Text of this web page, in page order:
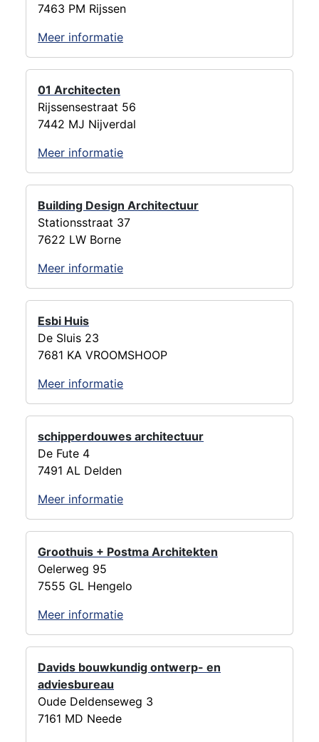
7463 PM Rijssen
Meer informatie
01 Architecten
Rijssensestraat 56
7442 MJ Nijverdal
Meer informatie
Building Design Architectuur
Stationsstraat 37
7622 LW Borne
Meer informatie
Esbi Huis
De Sluis 23
7681 KA VROOMSHOOP
Meer informatie
schipperdouwes architectuur
De Fute 4
7491 AL Delden
Meer informatie
Groothuis + Postma Architekten
Oelerweg 95
7555 GL Hengelo
Meer informatie
Davids bouwkundig ontwerp- en
adviesbureau
Oude Deldenseweg 3
7161 MD Neede